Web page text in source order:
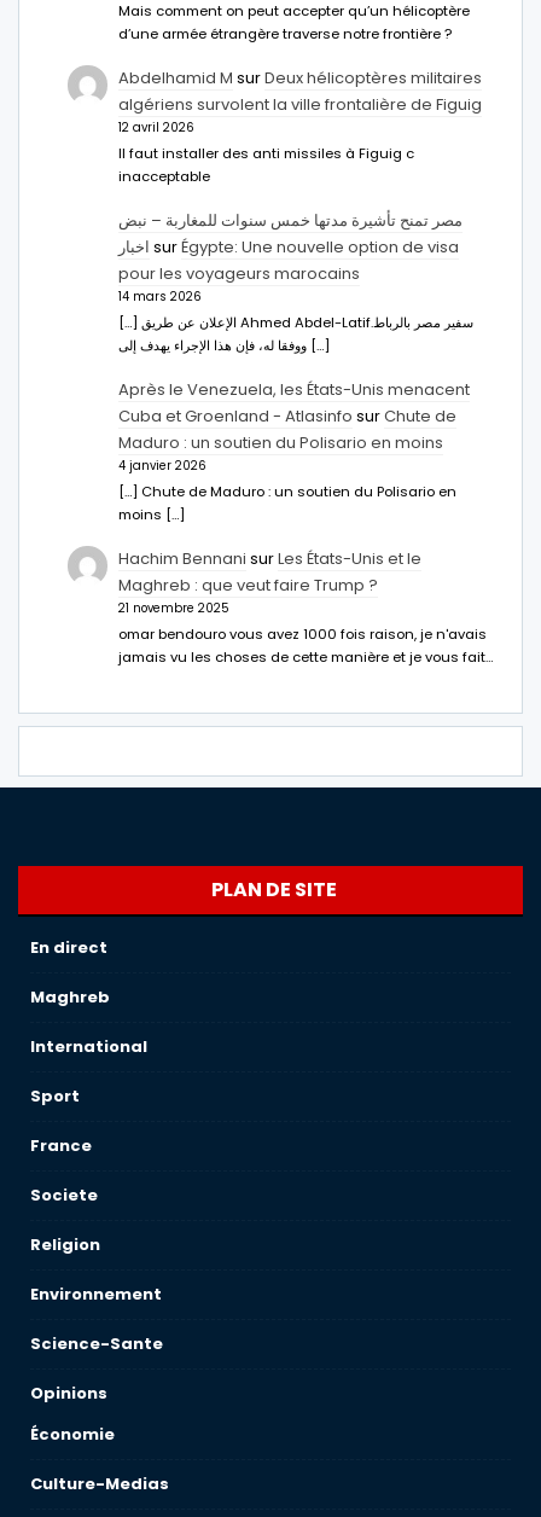
Mais comment on peut accepter qu’un hélicoptère
d’une armée étrangère traverse notre frontière ?
Abdelhamid M surDeux hélicoptères militaires
algériens survolent la ville frontalière de Figuig
12 avril 2026
Il faut installer des anti missiles à Figuig c
inacceptable
مصر تمنح تأشيرة مدتها خمس سنوات للمغاربة – نبض
اخبار surÉgypte: Une nouvelle option de visa
pour les voyageurs marocains
14 mars 2026
[…] الإعلان عن طريق Ahmed Abdel-Latifسفير مصر بالرباط.
ووفقا له، فإن هذا الإجراء يهدف إلى […]
Après le Venezuela, les États-Unis menacent
Cuba et Groenland - Atlasinfo surChute de
Maduro : un soutien du Polisario en moins
4 janvier 2026
[…] Chute de Maduro : un soutien du Polisario en
moins […]
Hachim Bennani surLes États-Unis et le
Maghreb : que veut faire Trump ?
21 novembre 2025
omar bendouro vous avez 1000 fois raison, je n'avais
jamais vu les choses de cette manière et je vous fait…
PLAN DE SITE
En direct
Maghreb
International
Sport
France
Societe
Religion
Environnement
Science-Sante
Opinions
Économie
Culture-Medias